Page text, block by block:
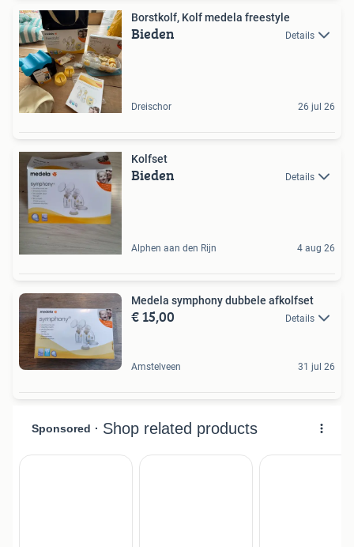
Borstkolf, Kolf medela freestyle
Bieden Details
Dreischor 26 jul 26
Kolfset
Bieden Details
Alphen aan den Rijn 4 aug 26
Medela symphony dubbele afkolfset
€ 15,00 Details
Amstelveen 31 jul 26